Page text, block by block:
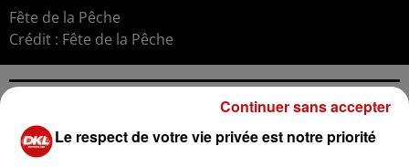
Fête de la Pêche
Crédit : Fête de la Pêche
Ajouter à votre calendrier
Le respect de votre vie privée est notre priorité
Continuer sans accepter